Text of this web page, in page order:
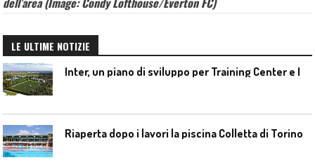
LE ULTIME NOTIZIE
Riaperta dopo i lavori la piscina Colletta di Torino